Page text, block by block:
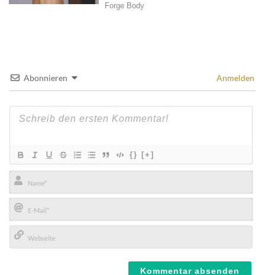
Abonnieren Anmelden
{} [+]
Name*
E-
Mail*